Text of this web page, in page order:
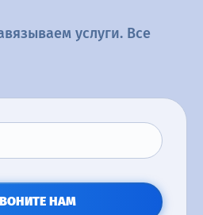
услуги. Все
НАМ